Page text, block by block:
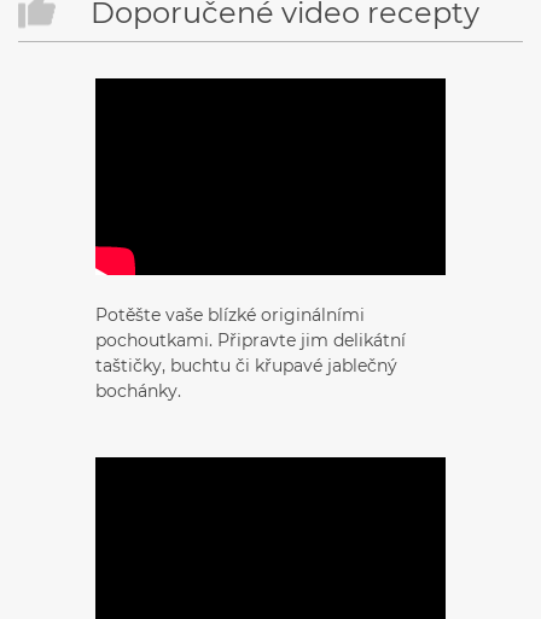
Doporučené video recepty
Potěšte vaše blízké originálními
pochoutkami. Připravte jim delikátní
taštičky, buchtu či křupavé jablečný
bochánky.